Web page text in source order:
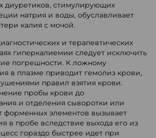
диуретиков, стимулирующих
натрия и воды, обуславливает
калия с мочой.
и терапевтических
гиперкалиемии следует исключить
погрешности. К ложному
в плазме приводит гемолиз крови,
правил взятия крови.
пробы крови до
и отделения сыворотки или
форменных элементов вызывает
в пробе вследствие выхода его из
гораздо быстрее идет при